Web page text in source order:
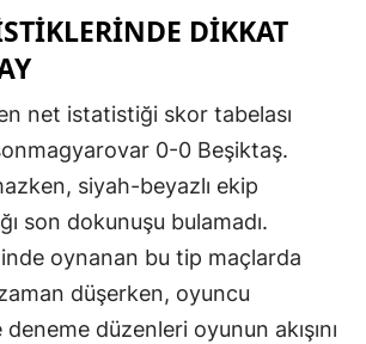
DIKKAT
net istatistiği skor tabelası
0-0 Beşiktaş.
siyah-beyazlı ekip
son dokunuşu bulamadı.
oynanan bu tip maçlarda
düşerken, oyuncu
düzenleri oyunun akışını